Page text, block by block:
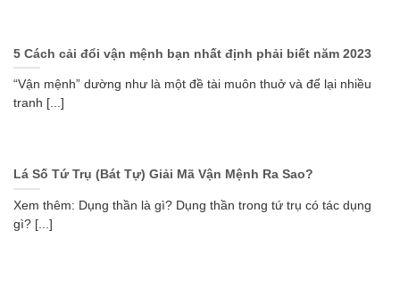
5 Cách cải đổi vận mệnh bạn nhất định phải biết năm 2023
“Vận mệnh” dường như là một đề tài muôn thuở và để lại nhiều
tranh [...]
Lá Số Tứ Trụ (Bát Tự) Giải Mã Vận Mệnh Ra Sao?
Xem thêm: Dụng thần là gì? Dụng thần trong tứ trụ có tác dụng
gì? [...]